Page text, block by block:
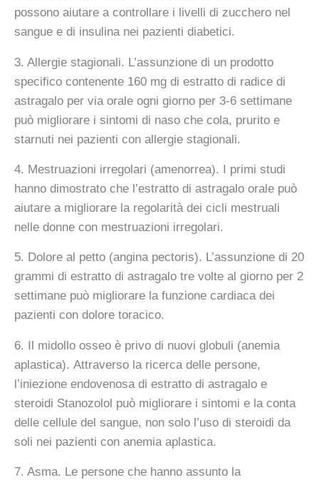
possono aiutare a controllare i livelli di zucchero nel
sangue e di insulina nei pazienti diabetici.
3. Allergie stagionali. L’assunzione di un prodotto
specifico contenente 160 mg di estratto di radice di
astragalo per via orale ogni giorno per 3-6 settimane
può migliorare i sintomi di naso che cola, prurito e
starnuti nei pazienti con allergie stagionali.
4. Mestruazioni irregolari (amenorrea). I primi studi
hanno dimostrato che l’estratto di astragalo orale può
aiutare a migliorare la regolarità dei cicli mestruali
nelle donne con mestruazioni irregolari.
5. Dolore al petto (angina pectoris). L’assunzione di 20
grammi di estratto di astragalo tre volte al giorno per 2
settimane può migliorare la funzione cardiaca dei
pazienti con dolore toracico.
6. Il midollo osseo è privo di nuovi globuli (anemia
aplastica). Attraverso la ricerca delle persone,
l’iniezione endovenosa di estratto di astragalo e
steroidi Stanozolol può migliorare i sintomi e la conta
delle cellule del sangue, non solo l’uso di steroidi da
soli nei pazienti con anemia aplastica.
7. Asma. Le persone che hanno assunto la